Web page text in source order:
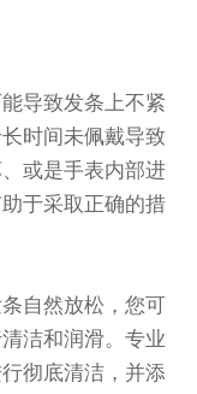
导致发条上不紧
时间未佩戴导致
或是手表内部进
于采取正确的措
自然放松，您可
洁和润滑。专业
彻底清洁，并添